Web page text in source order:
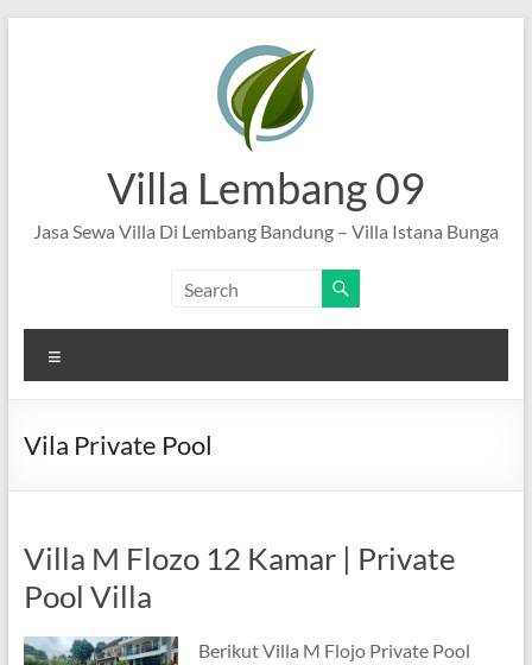
Villa Lembang 09
Jasa Sewa Villa Di Lembang Bandung – Villa Istana Bunga
Vila Private Pool
Villa M Flozo 12 Kamar | Private
Pool Villa
Berikut Villa M Flojo Private Pool